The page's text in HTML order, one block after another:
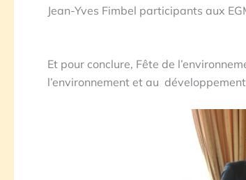
Jean-Yves Fimbel participants aux
Et pour conclure, Fête de
l’environnement et au